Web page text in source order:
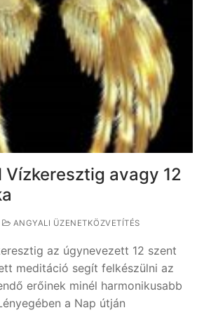
avagy 12
ANGYALI ÜZENETKÖZVETÍTÉS
az úgynevezett 12 szent
meditáció segít felkészülni az
erőinek minél harmonikusabb
a Nap útján